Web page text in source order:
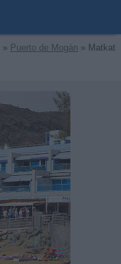
» Puerto de Mogán » Matkat